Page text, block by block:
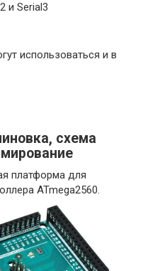
и Serial3
использоваться и в
схема
платформа для
ATmega2560.